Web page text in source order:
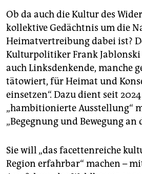
Ob da auch die Kultur des
kollektive Gedächtnis um die
Heimatvertreibung dabei ist?
Kulturpolitiker Frank Jablonski
auch Linksdenkende, manche
tätowiert, für Heimat und
einsetzen“. Dazu dient seit
„hambitionierte Ausstellung“
„Begegnung und Bewegung an
Sie will „das facettenreiche
Region erfahrbar“ machen –